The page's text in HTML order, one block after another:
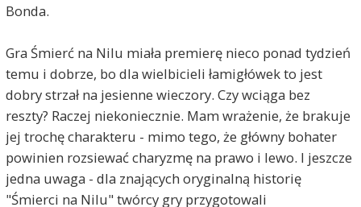
Bonda.
Gra Śmierć na Nilu miała premierę nieco ponad tydzień
temu i dobrze, bo dla wielbicieli łamigłówek to jest
dobry strzał na jesienne wieczory. Czy wciąga bez
reszty? Raczej niekoniecznie. Mam wrażenie, że brakuje
jej trochę charakteru - mimo tego, że główny bohater
powinien rozsiewać charyzmę na prawo i lewo. I jeszcze
jedna uwaga - dla znających oryginalną historię
"Śmierci na Nilu" twórcy gry przygotowali